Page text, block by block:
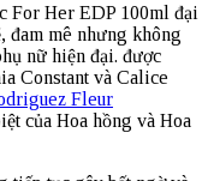
For Her EDP 100ml đại
đam mê nhưng không
nữ hiện đại. được
Constant và Calice
Fleur
của Hoa hồng và Hoa